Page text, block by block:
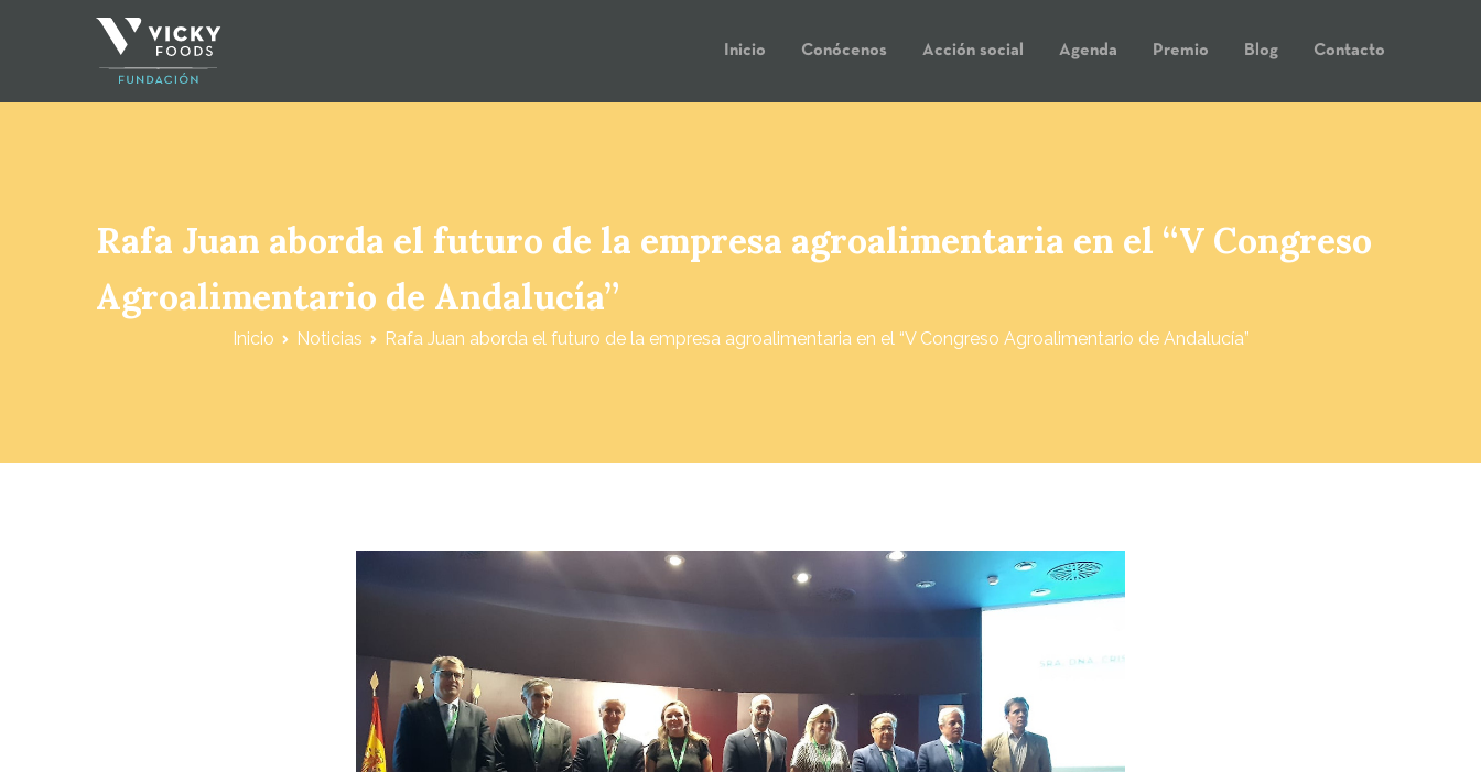
Inicio Conócenos Acción social Agenda Premio Blog Contacto
Rafa Juan aborda el futuro de la empresa agroalimentaria en el “V Congreso
Agroalimentario de Andalucía”
Inicio Noticias Rafa Juan aborda el futuro de la empresa agroalimentaria en el “V Congreso Agroalimentario de Andalucía”